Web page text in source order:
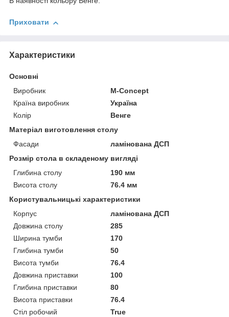
Приховати
Характеристики
Основні
Виробник
M-Concept
Країна виробник
Україна
Колір
Венге
Матеріал виготовлення столу
Фасади
ламінована ДСП
Розмір стола в складеному вигляді
Глибина столу
190 мм
Висота столу
76.4 мм
Користувальницькі характеристики
Корпус
ламінована ДСП
Довжина столу
285
Ширина тумби
170
Глибина тумби
50
Висота тумби
76.4
Довжина приставки
100
Глибина приставки
80
Висота приставки
76.4
Стіл робочий
True